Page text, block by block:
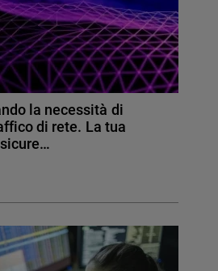
la necessità di
di rete. La tua